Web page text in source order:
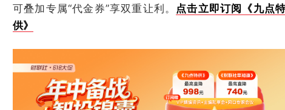
可叠加专属“代金券”享双重让利。 点击立即订阅《九点
供》